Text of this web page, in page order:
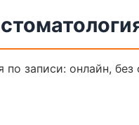
по записи: онлайн,